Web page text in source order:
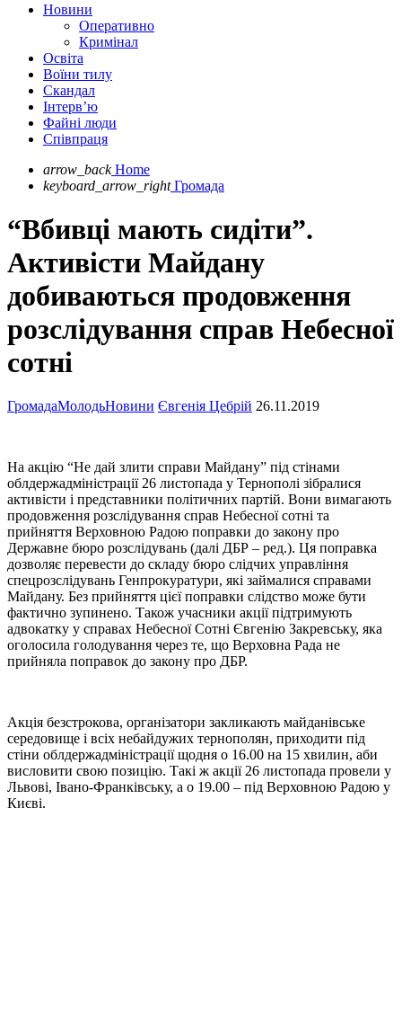
Новини
Оперативно
Кримінал
Освіта
Воїни тилу
Скандал
Інтерв’ю
Файні люди
Співпраця
arrow_back Home
keyboard_arrow_right Громада
“Вбивці мають сидіти”.
Активісти Майдану
добиваються продовження
розслідування справ Небесної
сотні
ГромадаМолодьНовини Євгенія Цебрій 26.11.2019
На акцію “Не дай злити справи Майдану” під стінами
облдержадміністрації 26 листопада у Тернополі зібралися
активісти і представники політичних партій. Вони вимагають
продовження розслідування справ Небесної сотні та
прийняття Верховною Радою поправки до закону про
Державне бюро розслідувань (далі ДБР – ред.). Ця поправка
дозволяє перевести до складу бюро слідчих управління
спецрозслідувань Генпрокуратури, які займалися справами
Майдану. Без прийняття цієї поправки слідство може бути
фактично зупинено. Також учасники акції підтримують
адвокатку у справах Небесної Сотні Євгенію Закревську, яка
оголосила голодування через те, що Верховна Рада не
прийняла поправок до закону про ДБР.
Акція безстрокова, організатори закликають майданівське
середовище і всіх небайдужих тернополян, приходити під
стіни облдержадміністрації щодня о 16.00 на 15 хвилин, аби
висловити свою позицію. Такі ж акції 26 листопада провели у
Львові, Івано-Франківську, а о 19.00 – під Верховною Радою у
Києві.